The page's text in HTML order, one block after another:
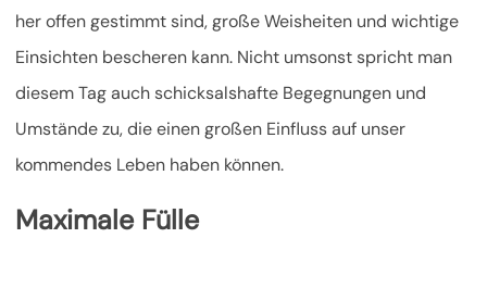
her offen gestimmt sind, große Weisheiten und wichtige
Einsichten bescheren kann. Nicht umsonst spricht man
diesem Tag auch schicksalshafte Begegnungen und
Umstände zu, die einen großen Einfluss auf unser
kommendes Leben haben können.
Maximale Fülle